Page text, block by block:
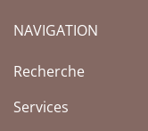
NAVIGATION
Recherche
Services